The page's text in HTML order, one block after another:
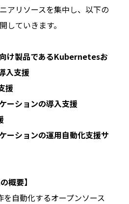
アリソースを集中し、以下の
していきます。
け製品であるKubernetesお
入支援
援
ーションの導入支援
ーションの運用自動化支援サ
概要】
自動化するオープンソース